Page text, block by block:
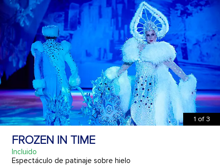
1 of 3
FROZEN IN TIME
Incluido
Espectáculo de patinaje sobre hielo